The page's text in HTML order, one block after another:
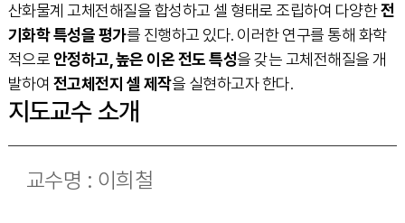
산화물계 고체전해질을 합성하고 셀 형태로 조립하여 다양한전
기화학 특성을 평가를 진행하고 있다. 이러한 연구를 통해 화학
적으로안정하고, 높은 이온 전도 특성을 갖는 고체전해질을 개
발하여 전고체전지 셀 제작을 실현하고자 한다.
지도교수 소개
교수명 : 이희철